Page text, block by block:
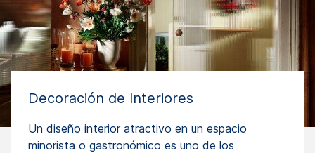
Decoración de Interiores
Un diseño interior atractivo en un espacio
minorista o gastronómico es uno de los